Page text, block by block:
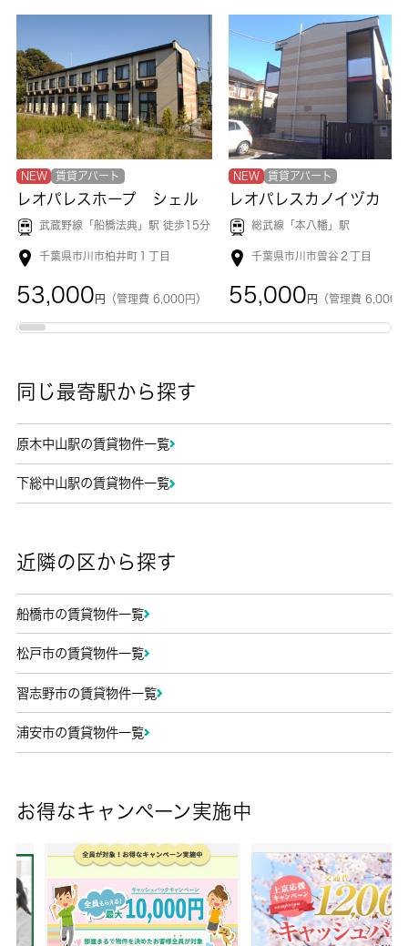
NEW 賃貸アパート
レオパレスホープ シェル
武蔵野線「 船橋法典」駅 徒歩15分
千葉県市川市柏井町１丁目
53,000 円 （管理費 6,000円）
NEW 賃貸アパート
レオパレスカノイヅカ
総武線「本八幡 」駅
千葉県市川市曽谷２丁目
55,000 円 （管理費 6,000
同じ最寄駅から探す
原木中山駅の賃貸物件一覧
下総中山駅の賃貸物件一覧
近隣の区から探す
船橋市の賃貸物件一覧
松戸市の賃貸物件一覧
習志野市の賃貸物件一覧
浦安市の賃貸物件一覧
お得なキャンペーン実施中